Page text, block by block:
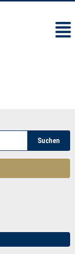
Suchen